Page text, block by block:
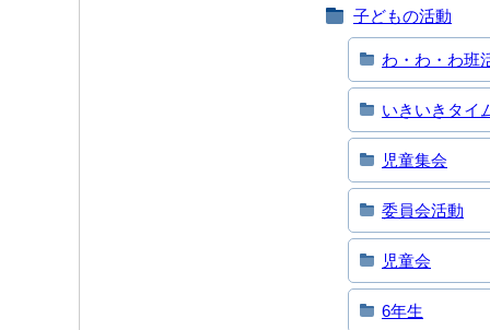
子どもの活動
わ・わ・わ班
いきいきタイ
児童集会
委員会活動
児童会
6年生